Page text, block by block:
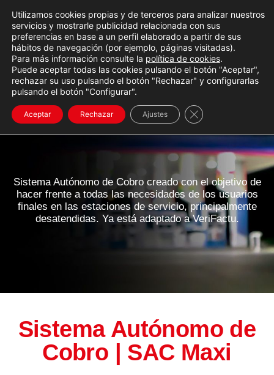
SOP
ORT
E
SAC Maxi
Sistema Autónomo de
Cobro
Sistema Autónomo de Cobrocreado con el objetivo de
hacer frente a todas las necesidades de los usuarios
finales en las estaciones de servicio, principalmente
desatendidas. Ya está adaptado a VeriFactu.
Sistema Autónomo de
Cobro | SAC Maxi
Utilizamos cookies propias y de terceros para analizar nuestros
servicios y mostrarle publicidad relacionada con sus
preferencias en base a un perfil elaborado a partir de sus
hábitos de navegación (por ejemplo, páginas visitadas).
Para más información consulte la política de cookies.
Puede aceptar todas las cookies pulsando el botón "Aceptar",
rechazar su uso pulsando el botón "Rechazar" y configurarlas
pulsando el botón "Configurar".
Aceptar Rechazar Ajustes Cerrar el banner de